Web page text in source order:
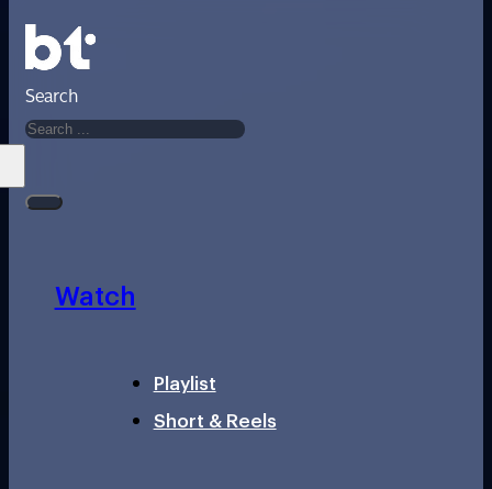
Search
Watch
Playlist
Short & Reels